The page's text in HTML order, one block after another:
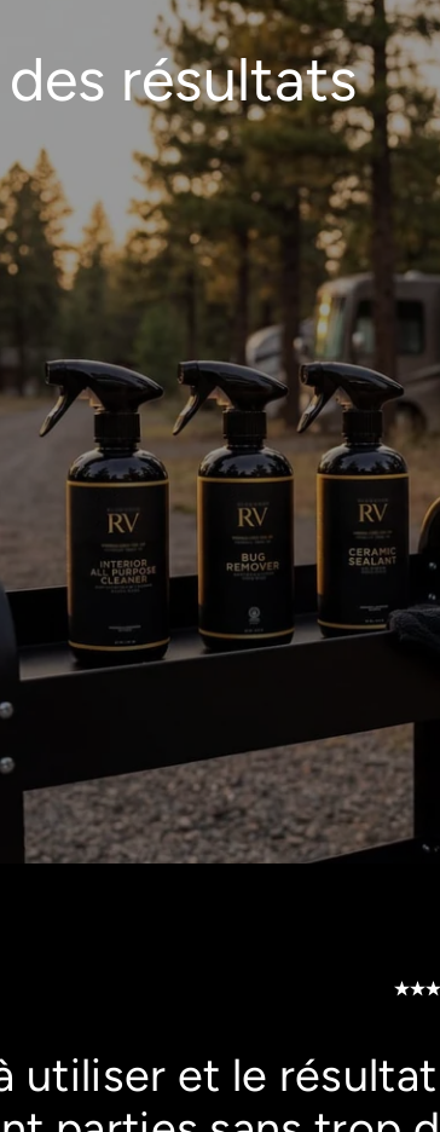
résultats
utiliser et le